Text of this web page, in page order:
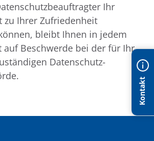
Kontakt
Ihr
zu Ihrer Zufriedenheit
bleibt Ihnen in jedem
auf Beschwerde bei der für Ihr
Datenschutz-